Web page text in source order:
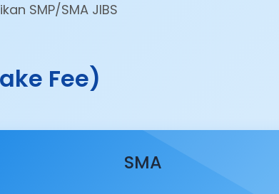
SMP/SMA JIBS
Fee)
SMA